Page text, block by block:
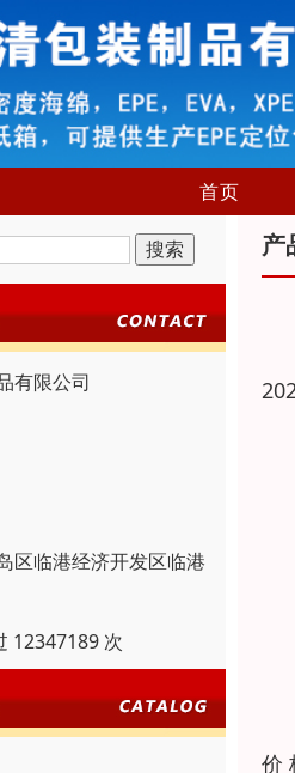
首页
有限公司
区临港经济开发区临港
12347189 次
产
价